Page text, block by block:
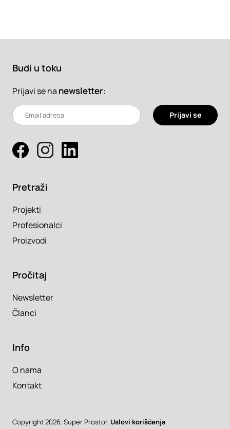
Budi u toku
Prijavi se na newsletter:
Prijavi se
Pretraži
Projekti
Profesionalci
Proizvodi
Pročitaj
Newsletter
Članci
Info
O nama
Kontakt
Copyright 2026. Super Prostor. Uslovi korišćenja